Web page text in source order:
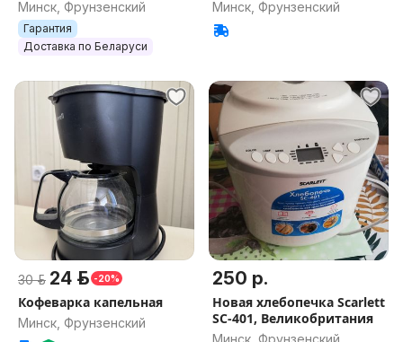
OULEMEI OLM-
KFB002/1350 Вт, 15 Бар,
кофеварка
Минск, Фрунзенский
Гарантия
Доставка по Беларуси
Минск, Фрунзенский
30 р. 24 р. -20%
Кофеварка капельная
Минск, Фрунзенский
250 р.
Новая хлебопечка Scarlett
SC-401, Великобритания
Минск, Фрунзенский